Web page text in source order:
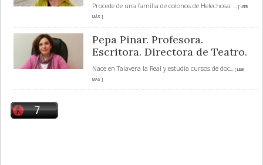
Procede de una familia de colonos de Helechosa.
... [ LEER
MÁS ]
Pepa Pinar. Profesora.
Escritora. Directora de Teatro.
Nace en Talavera la Real y estudia cursos de doc... [ LEER
MÁS ]